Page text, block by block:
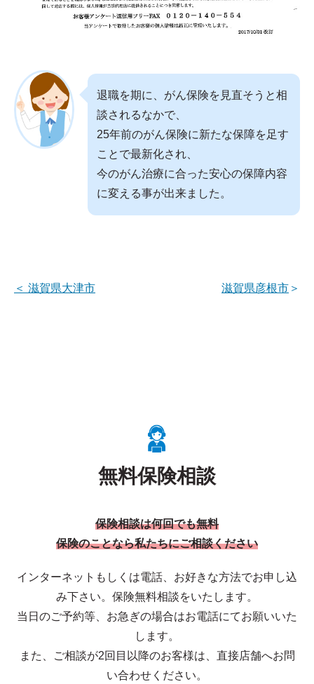
退職を期に、がん保険を見直そうと相
談されるなかで、
25年前のがん保険に新たな保障を足す
ことで最新化され、
今のがん治療に合った安心の保障内容
に変える事が出来ました。
＜ 滋賀県大津市 ＞
滋賀県彦根市
無料保険相談
保険相談は何回でも無料
保険のことなら私たちにご相談ください
インターネットもしくは電話、お好きな方法でお申し込
み下さい。保険無料相談をいたします。
当日のご予約等、お急ぎの場合はお電話にてお願いいた
します。
また、ご相談が2回目以降のお客様は、直接店舗へお問
い合わせください。